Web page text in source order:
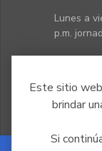
Este sitio
brindar
Si
Lunes a
p.m.